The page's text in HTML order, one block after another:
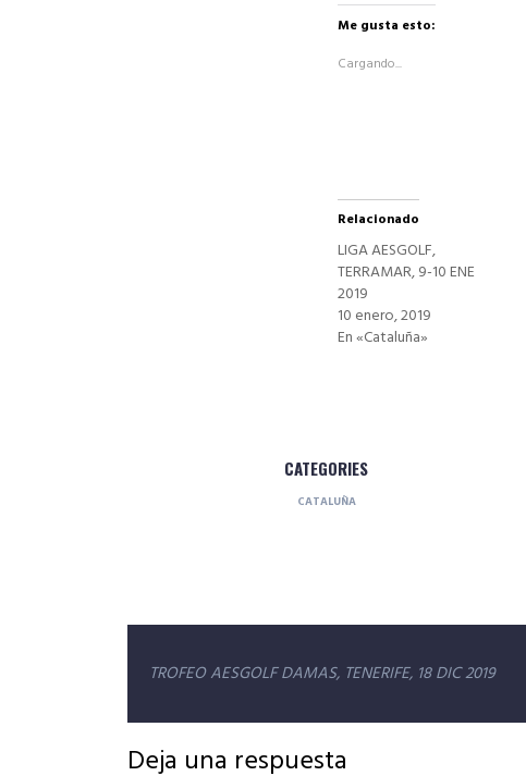
en
Facebook
(Se
en
Me gusta esto:
Cargando...
Relacionado
LIGA AESGOLF,
TERRAMAR, 9-10 ENE
2019
10 enero, 2019
En «Cataluña»
CATEGORIES
CATALUÑA
Navegación
de
entradas
TROFEO AESGOLF DAMAS, TENERIFE, 18 DIC 2019
Deja una respuesta